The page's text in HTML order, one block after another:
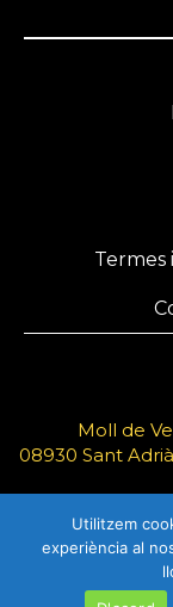
Termes
Moll de
08930 Sant
Utilitzem
experiència al